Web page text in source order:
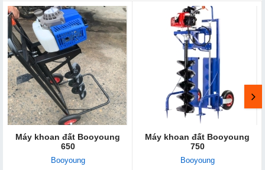
Máy khoan đất Booyoung
650
Booyoung
Máy khoan đất Booyoung
750
Booyoung